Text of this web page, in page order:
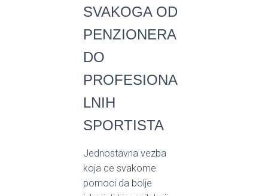
SVAKOGA OD
PENZIONERA
DO
PROFESIONA
LNIH
SPORTISTA
Jednostavna vezba
koja ce svakome
pomoci da bolje